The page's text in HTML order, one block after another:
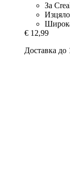
За
€ 12,99
Доставка до